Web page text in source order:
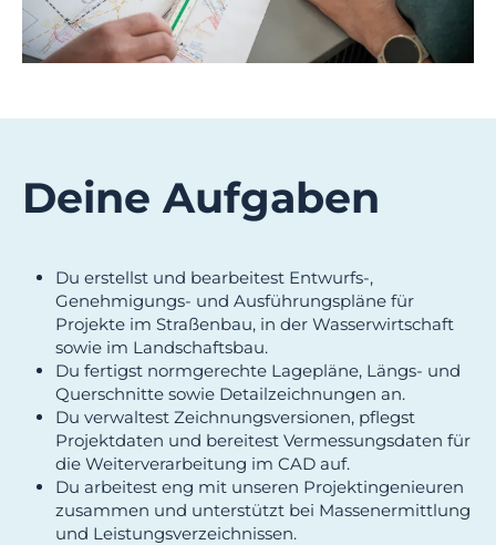
Deine Aufgaben
Du erstellst und bearbeitest Entwurfs-,
Genehmigungs- und Ausführungspläne für
Projekte im Straßenbau, in der Wasserwirtschaft
sowie im Landschaftsbau.
Du fertigst normgerechte Lagepläne, Längs- und
Querschnitte sowie Detailzeichnungen an.
Du verwaltest Zeichnungsversionen, pflegst
Projektdaten und bereitest Vermessungsdaten für
die Weiterverarbeitung im CAD auf.
Du arbeitest eng mit unseren Projektingenieuren
zusammen und unterstützt bei Massenermittlung
und Leistungsverzeichnissen.